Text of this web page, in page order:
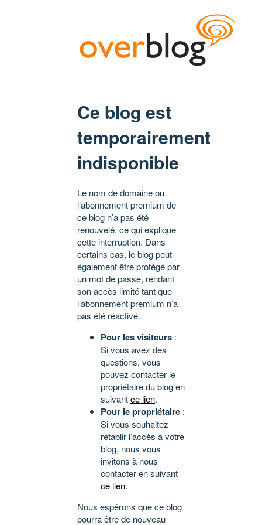
Ce blog est
temporairement
indisponible
Le nom de domaine ou
l’abonnement premium de
ce blog n’a pas été
renouvelé, ce qui explique
cette interruption. Dans
certains cas, le blog peut
également être protégé par
un mot de passe, rendant
son accès limité tant que
l’abonnement premium n’a
pas été réactivé.
Pour les visiteurs :
Si vous avez des
questions, vous
pouvez contacter le
propriétaire du blog en
suivantce lien.
Pour le propriétaire :
Si vous souhaitez
rétablir l’accès à votre
blog, nous vous
invitons à nous
contacter en suivant
ce lien.
Nous espérons que ce blog
pourra être de nouveau